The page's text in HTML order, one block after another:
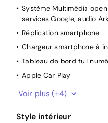
Chargeur courant
(standard) / 130 kW
Commutation
route/croisement
Lève-vitres AR
Lève-vitres AV
Siéges av chauffants
Volant chauffant
Système Multimédia
services Google, audio
Réplication smartphone
Chargeur smartphone à
Tableau de bord full
Apple Car Play
Android Auto
Ordinateur de bord
Voir plus (+4)
Style intérieur